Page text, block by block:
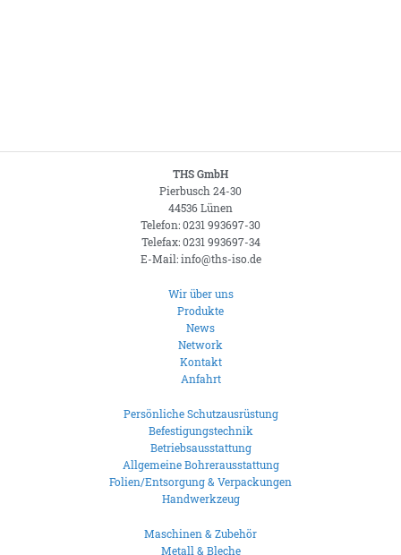
THS GmbH
Pierbusch 24-30
44536 Lünen
Telefon: 0231 993697-30
Telefax: 0231 993697-34
E-Mail: info@ths-iso.de
Wir über uns
Produkte
News
Network
Kontakt
Anfahrt
Persönliche Schutzausrüstung
Befestigungstechnik
Betriebsausstattung
Allgemeine Bohrerausstattung
Folien/Entsorgung & Verpackungen
Handwerkzeug
Maschinen & Zubehör
Metall & Bleche